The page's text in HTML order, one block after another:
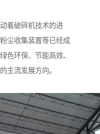
着破碎机技术的进
尘收集装置等已经成
色环保、节能高效、
主流发展方向。